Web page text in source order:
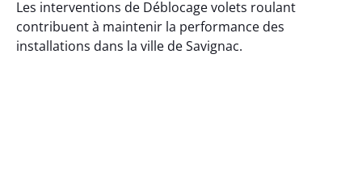
Les interventions de Déblocage volets roulant
contribuent à maintenir la performance des
installations dans la ville de Savignac.